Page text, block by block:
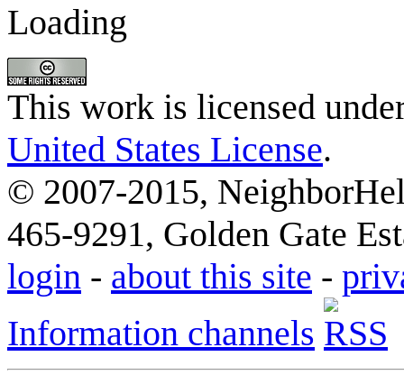
Loading
This work is licensed
United States License.
© 2007-2015,
465-9291, Golden Gate
login - about this site -
Information channels